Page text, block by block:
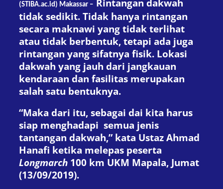
(STIBA.ac.id) Makassar – Rintangan dakwah
tidak sedikit. Tidak hanya rintangan
secara maknawi yang tidak terlihat
atau tidak berbentuk, tetapi ada juga
rintangan yang sifatnya fisik. Lokasi
dakwah yang jauh dari jangkauan
kendaraan dan fasilitas merupakan
salah satu bentuknya.
“Maka dari itu, sebagai dai kita harus
siap menghadapi semua jenis
tantangan dakwah,” kata Ustaz Ahmad
Hanafi ketika melepas peserta
Longmarch 100 km UKM Mapala, Jumat
(13/09/2019).